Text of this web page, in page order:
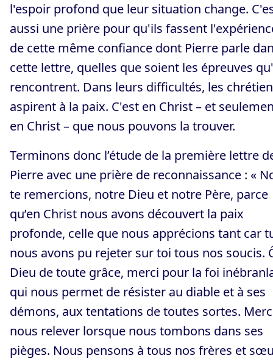
l'espoir profond que leur situation change.
aussi une prière pour qu'ils fassent
de cette même confiance dont Pierre parle
cette lettre, quelles que soient les épreuves
rencontrent. Dans leurs difficultés, les
aspirent à la paix. C'est en Christ – et
en Christ – que nous pouvons la trouver.
Terminons donc l’étude de la première lettre
Pierre avec une prière de reconnaissance : «
te remercions, notre Dieu et notre Père, parce
qu’en Christ nous avons découvert la paix
profonde, celle que nous apprécions tant car
nous avons pu rejeter sur toi tous nos soucis.
Dieu de toute grâce, merci pour la foi
qui nous permet de résister au diable et à ses
démons, aux tentations de toutes sortes.
nous relever lorsque nous tombons dans ses
pièges. Nous pensons à tous nos frères et